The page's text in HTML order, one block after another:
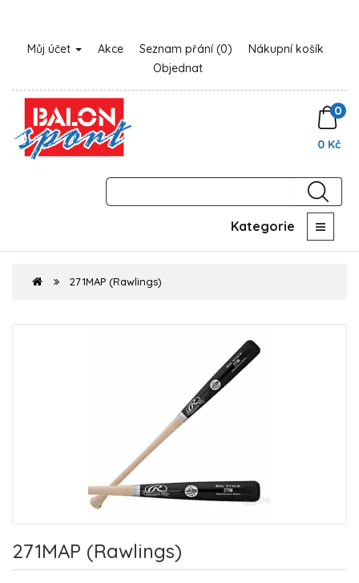
Můj účet Akce Seznam přání (0)
Nákupní košík
Objednat
0
0 Kč
Kategorie
271MAP (Rawlings)
271MAP (Rawlings)